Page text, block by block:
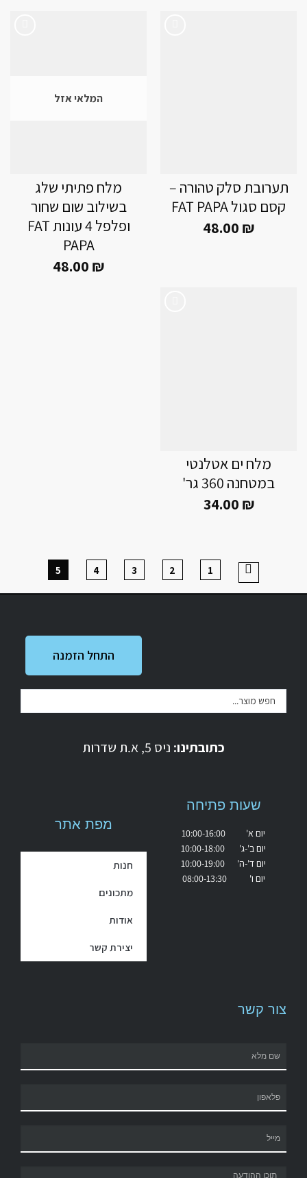
תערובת סלק טהורה –
קסם סגול FAT PAPA
48.00 ₪
המלאי אזל
מלח פתיתי שלג
בשילוב שום שחור
ופלפל 4 עונות FAT
PAPA
48.00 ₪
מלח ים אטלנטי
במטחנה 360 גר'
34.00 ₪
1
2
3
4
5
צור קשר
מפת אתר
חנות
מתכונים
אודות
יצירת קשר
שעות פתיחה
יום א' 10:00-16:00
יום ב'-ג' 10:00-18:00
יום ד'-ה' 10:00-19:00
יום ו' 08:00-13:30
כתובתינו: ניס 5, א.ת שדרות
התחל הזמנה